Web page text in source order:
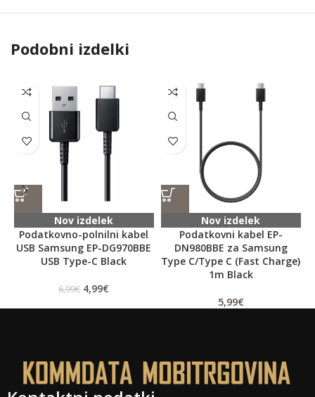
Podobni izdelki
Nov izdelek
Podatkovno-polnilni kabel
USB Samsung EP-DG970BBE
USB Type-C Black
6,99€ 4,99€
Nov izdelek
Podatkovni kabel EP-
DN980BBE za Samsung
Type C/Type C (Fast Charge)
1m Black
5,99€